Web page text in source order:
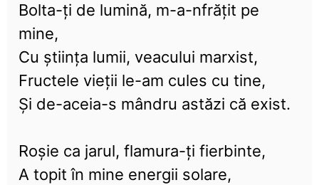
Bolta-ți de lumină, m-a-nfrățit pe
mine,
Cu știința lumii, veacului marxist,
Fructele vieții le-am cules cu tine,
Și de-aceia-s mândru astăzi că exist.
Roșie ca jarul, flamura-ți fierbinte,
A topit în mine energii solare,